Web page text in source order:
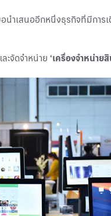
นำเสนออีกหนึ่งธุรกิจที่มีการเ
ะจัดจำหน่าย ‘เครื่องจำหน่าย